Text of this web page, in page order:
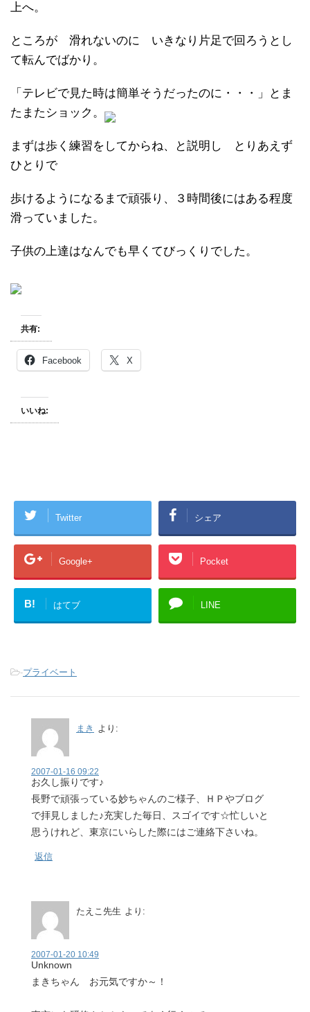
上へ。
ところが 滑れないのに いきなり片足で回ろうとし
て転んでばかり。
「テレビで見た時は簡単そうだったのに・・・」とま
たまたショック。
まずは歩く練習をしてからね、と説明し とりあえず
ひとりで
歩けるようになるまで頑張り、３時間後にはある程度
滑っていました。
子供の上達はなんでも早くてびっくりでした。
共有:
Facebook X
いいね:
Twitter シェア
Google+ Pocket
B! はてブ LINE
-プライベート
まき より:
2007-01-16 09:22
お久し振りです♪
長野で頑張っている妙ちゃんのご様子、ＨＰやブログ
で拝見しました♪充実した毎日、スゴイです☆忙しいと
思うけれど、東京にいらした際にはご連絡下さいね。
返信
たえこ先生 より:
2007-01-20 10:49
Unknown
まきちゃん お元気ですか～！